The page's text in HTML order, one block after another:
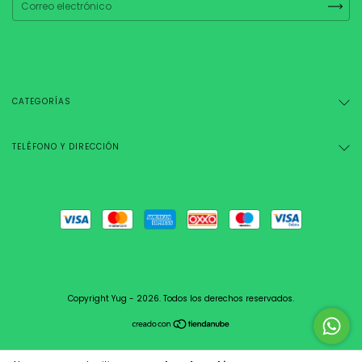
CATEGORÍAS
TELÉFONO Y DIRECCIÓN
Copyright Yug - 2026. Todos los derechos reservados.